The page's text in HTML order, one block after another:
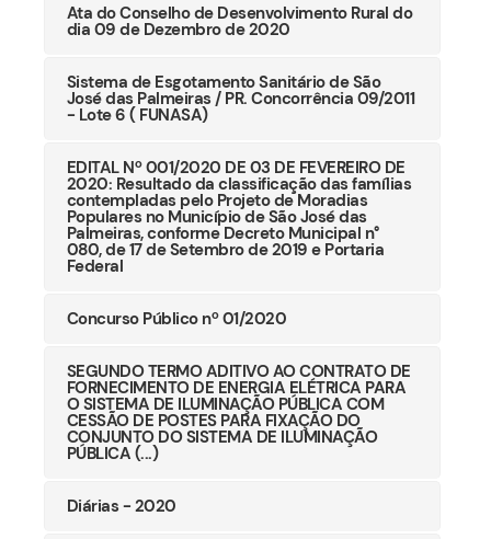
Ata do Conselho de Desenvolvimento Rural do
dia 09 de Dezembro de 2020
Sistema de Esgotamento Sanitário de São
José das Palmeiras / PR. Concorrência 09/2011
- Lote 6 ( FUNASA)
EDITAL Nº 001/2020 DE 03 DE FEVEREIRO DE
2020: Resultado da classificação das famílias
contempladas pelo Projeto de Moradias
Populares no Município de São José das
Palmeiras, conforme Decreto Municipal n°
080, de 17 de Setembro de 2019 e Portaria
Federal
Concurso Público nº 01/2020
SEGUNDO TERMO ADITIVO AO CONTRATO DE
FORNECIMENTO DE ENERGIA ELÉTRICA PARA
O SISTEMA DE ILUMINAÇÃO PÚBLICA COM
CESSÃO DE POSTES PARA FIXAÇÃO DO
CONJUNTO DO SISTEMA DE ILUMINAÇÃO
PÚBLICA (...)
Diárias - 2020